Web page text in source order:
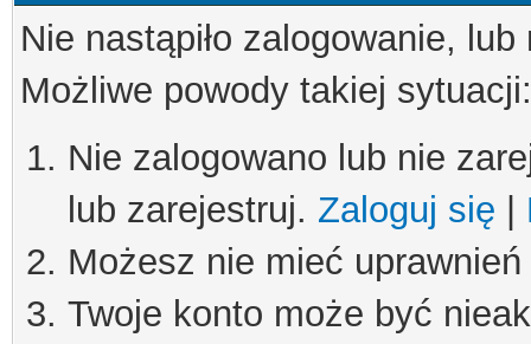
Nie nastąpiło zalogowanie,
Możliwe powody takiej sytuacji:
Nie zalogowano lub nie
lub zarejestruj. Zaloguj się
Możesz nie mieć
Twoje konto może być